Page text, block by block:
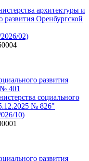
архитектуры и
развития Оренбургской
02)
развития
401
социального
№ 826"
10)
развития